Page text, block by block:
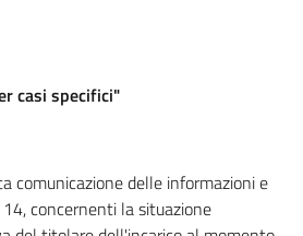
casi specifici"
comunicazione delle informazioni e
concernenti la situazione